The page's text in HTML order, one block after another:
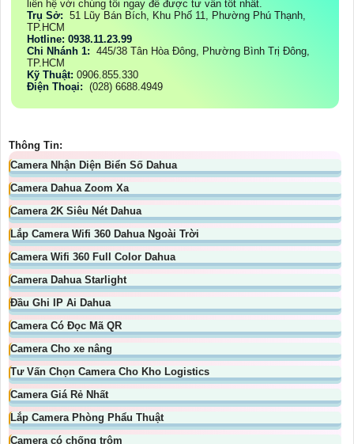
liên hệ với chúng tôi ngay để được tư vấn tốt nhất.
Trụ Sở: 51 Lũy Bán Bích, Khu Phố 11, Phường Phú Thạnh,
TP.HCM
Hotline: 0938.11.23.99
Chi Nhánh 1: 445/38 Tân Hòa Đông, Phường Bình Trị Đông,
TP.HCM
Kỹ Thuật: 0906.855.330
Điện Thoại: (028) 6688.4949
Thông Tin:
Camera Nhận Diện Biển Số Dahua
Camera Dahua Zoom Xa
Camera 2K Siêu Nét Dahua
Lắp Camera Wifi 360 Dahua Ngoài Trời
Camera Wifi 360 Full Color Dahua
Camera Dahua Starlight
Đầu Ghi IP Ai Dahua
Camera Có Đọc Mã QR
Camera Cho xe nâng
Tư Vấn Chọn Camera Cho Kho Logistics
Camera Giá Rẻ Nhất
Lắp Camera Phòng Phẩu Thuật
Camera có chống trộm